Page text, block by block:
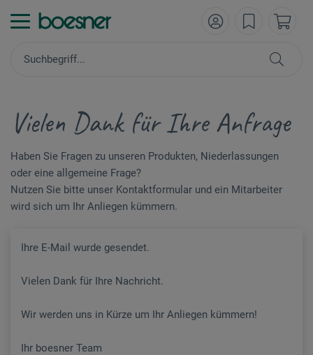
Vielen Dank für Ihre Anfrage
Haben Sie Fragen zu unseren Produkten, Niederlassungen
oder eine allgemeine Frage?
Nutzen Sie bitte unser Kontaktformular und ein Mitarbeiter
wird sich um Ihr Anliegen kümmern.
Ihre E-Mail wurde gesendet.
Vielen Dank für Ihre Nachricht.
Wir werden uns in Kürze um Ihr Anliegen kümmern!
Ihr boesner Team